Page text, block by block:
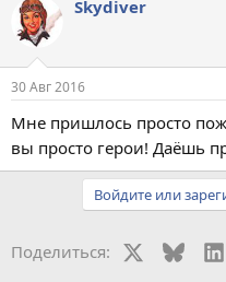
Skydiver
30 Авг 2016
Мне пришлось просто
вы просто герои! Даёшь
Войдите или
Поделиться: